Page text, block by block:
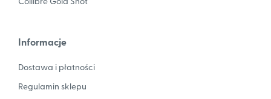
Informacje
Dostawa i płatności
Regulamin sklepu